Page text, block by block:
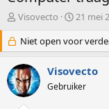
O
d
e
r
w
e
Visovecto
S
a
r
d
a
21 mei
Niet open voor
Visovecto
Gebruiker